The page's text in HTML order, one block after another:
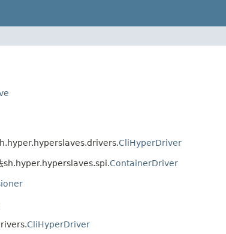
CliHyperDriver
sh.hyper.hyperslaves.spi.ContainerDriver
CliHyperDriver